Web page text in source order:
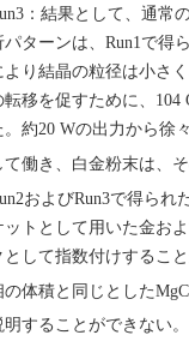
：結果として、通常
パターンは、Run1で得
より結晶の粒径は小さ
転移を促すために、104
。約20 Wの出力から徐
て働き、白金粉末は、
およびRun3で得られ
ットとして用いた金お
として指数付けするこ
の体積と同じとした
明することができない